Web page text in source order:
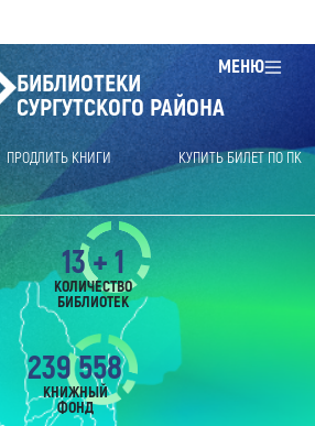
МЕНЮ
БИБЛИОТЕКИ
СУРГУТСКОГО РАЙОНА
ПРОДЛИТЬ КНИГИ КУПИТЬ БИЛЕТ ПО ПК
239 558
КНИЖНЫЙ
ФОНД
13 + 1
КОЛИЧЕСТВО
БИБЛИОТЕК